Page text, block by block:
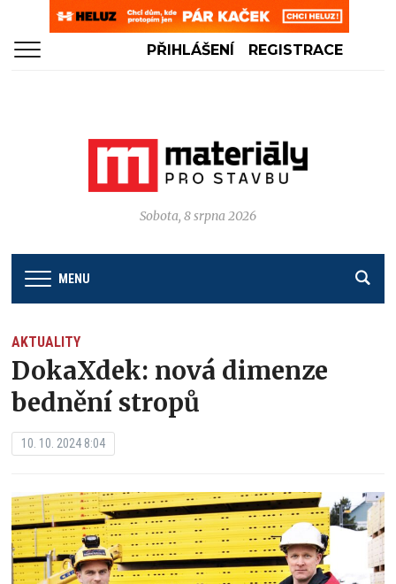
PŘIHLÁŠENÍ REGISTRACE
Sobota, 8 srpna 2026
MENU
AKTUALITY
DokaXdek: nová dimenze
bednění stropů
10. 10. 2024 8:04